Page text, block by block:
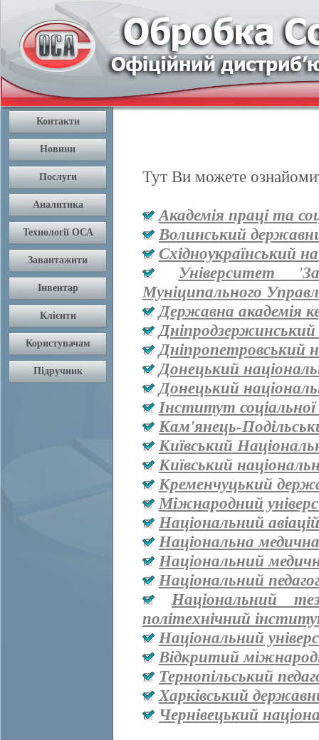
Тут Ви можете
Академія праці та
Волинський
Східноукраїнський
Університет
Муніципального
Державна академія
Дніпропетровський
Донецький
Донецький
Інститут
Кам'янець-
Київський
Київський
Кременчуцький
Міжнародний
Національний
Національна медична
Національний
Національний
Національний
політехнічний
Національний
Відкритий
Тернопільський
Харківський
Чернівецький